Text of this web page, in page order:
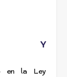
Y
en la Ley